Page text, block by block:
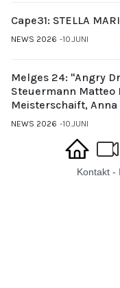
Cape31: STELLA
NEWS 2026 10.JUNI
Melges 24: "Angry
Steuermann Matteo
Meisterschaift,
NEWS 2026 10.JUNI
Kontakt -